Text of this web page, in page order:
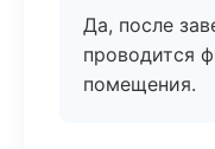
Да, после
проводится
помещения.